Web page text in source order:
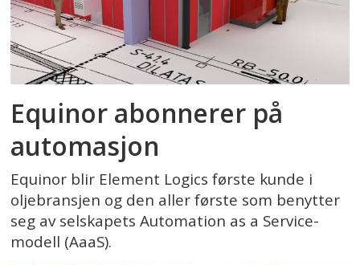
Equinor abonnerer på
automasjon
Equinor blir Element Logics første kunde i
oljebransjen og den aller første som benytter
seg av selskapets Automation as a Service-
modell (AaaS).